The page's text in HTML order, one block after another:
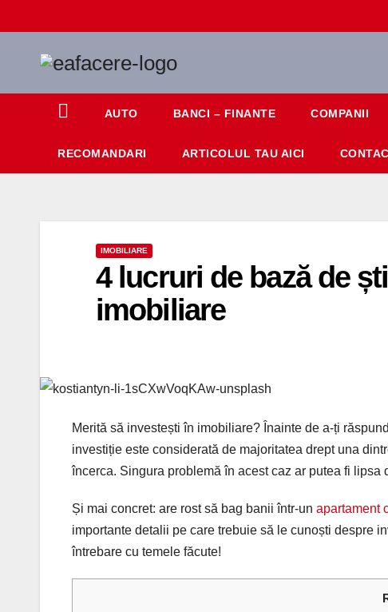
to
AUTO BANCI – FINANTE COMPANII
RECOMANDARI ARTICOLUL TAU AICI
IMOBILIARE
4 lucruri de bază de
imobiliare
Merită să investești în imobiliare? Înainte de a-ți
investiție este considerată de majoritatea drept una
încerca. Singura problemă în acest caz ar putea fi lipsa
Și mai concret: are rost să bag banii într-un apartament
importante detalii pe care trebuie să le cunoști despre
întrebare cu temele făcute!